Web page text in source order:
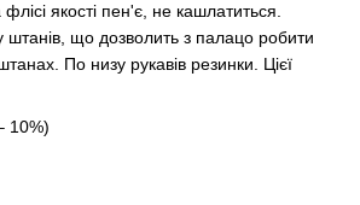
якості пен'є, не кашлатиться.
штанів, що дозволить з палацо робити
По низу рукавів резинки. Цієї
10%)